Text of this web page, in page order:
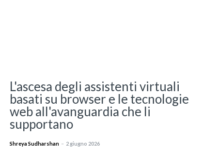
L'ascesa degli assistenti virtuali
basati su browser e le tecnologie
web all'avanguardia che li
supportano
Shreya Sudharshan – 2 giugno 2026